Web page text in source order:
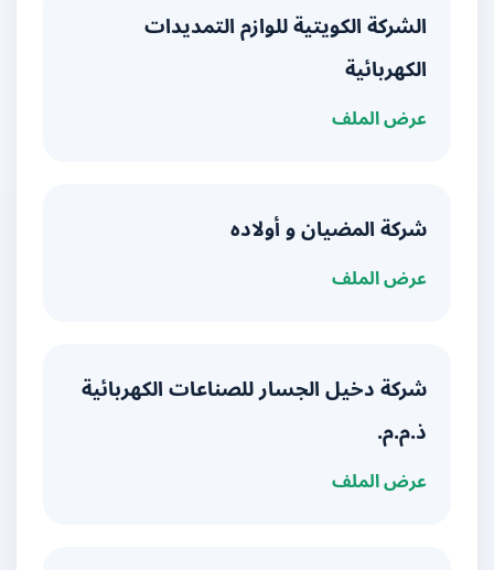
الشركة الكويتية للوازم التمديدات
الكهربائية
عرض الملف
شركة المضيان و أولاده
عرض الملف
شركة دخيل الجسار للصناعات الكهربائية
ذ.م.م.
عرض الملف